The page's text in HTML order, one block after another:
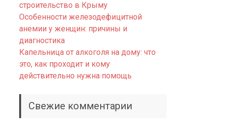
строительство в Крыму
Особенности железодефицитной
анемии у женщин: причины и
диагностика
Капельница от алкоголя на дому: что
это, как проходит и кому
действительно нужна помощь
Свежие комментарии